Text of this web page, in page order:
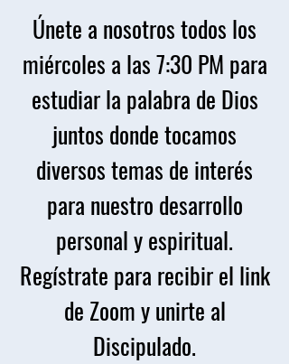
Únete a nosotros todos los
miércoles a las 7:30 PM para
estudiar la palabra de Dios
juntos donde tocamos
diversos temas de interés
para nuestro desarrollo
personal y espiritual.
Regístrate para recibir el link
de Zoom y unirte al
Discipulado.